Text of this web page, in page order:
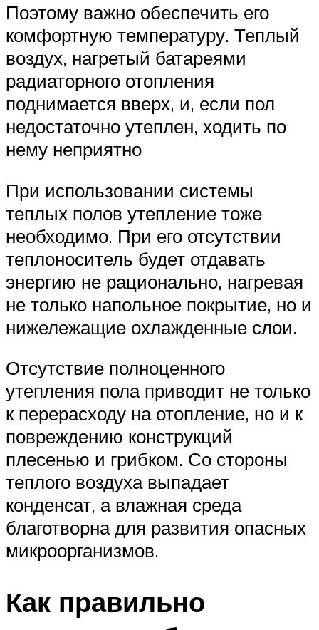
Поэтому важно обеспечить его
комфортную температуру. Теплый
воздух, нагретый батареями
радиаторного отопления
поднимается вверх, и, если пол
недостаточно утеплен, ходить по
нему неприятно
При использовании системы
теплых полов утепление тоже
необходимо. При его отсутствии
теплоноситель будет отдавать
энергию не рационально, нагревая
не только напольное покрытие, но и
нижележащие охлажденные слои.
Отсутствие полноценного
утепления пола приводит не только
к перерасходу на отопление, но и к
повреждению конструкций
плесенью и грибком. Со стороны
теплого воздуха выпадает
конденсат, а влажная среда
благотворна для развития опасных
микроорганизмов.
Как правильно